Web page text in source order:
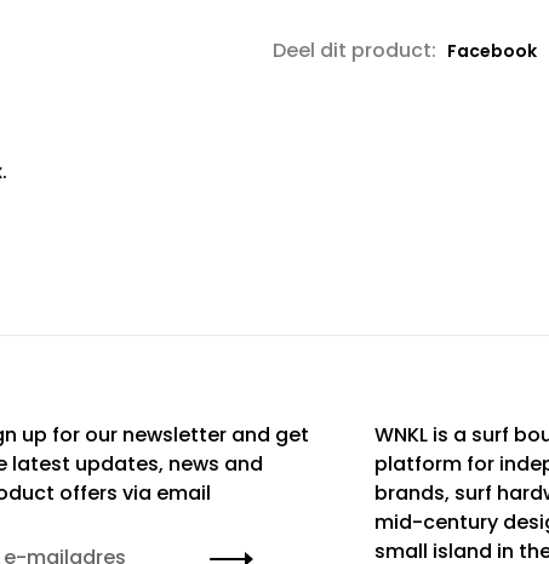
Deel dit product: Facebook
up for our newsletter and get
latest updates, news and
offers via email
WNKL is a surf
platform for
brands, surf
mid-century
small island in